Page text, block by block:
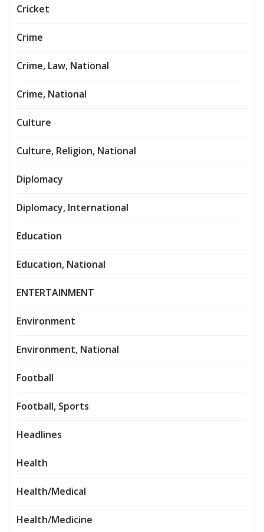
Cricket
Crime
Crime, Law, National
Crime, National
Culture
Culture, Religion, National
Diplomacy
Diplomacy, International
Education
Education, National
ENTERTAINMENT
Environment
Environment, National
Football
Football, Sports
Headlines
Health
Health/Medical
Health/Medicine